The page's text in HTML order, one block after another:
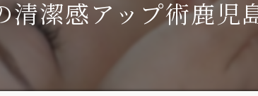
潔感アップ術鹿児